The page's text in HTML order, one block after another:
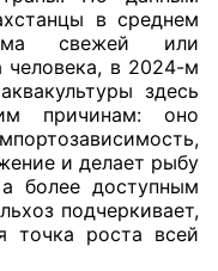
в среднем
свежей или
в 2024-м
здесь
причинам: оно
и делает рыбу
более доступным
подчеркивает,
точка роста всей